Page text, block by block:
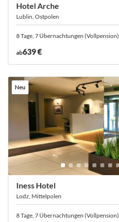
Hotel Arche
Lublin, Ostpolen
8 Tage, 7 Übernachtungen (Vollpension)
ab639 €
Neu
Iness Hotel
Lodz, Mittelpolen
8 Tage, 7 Übernachtungen (Vollpension)